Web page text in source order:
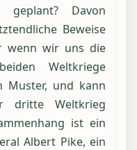
geplant? Davon
Beweise
wenn wir uns die
Weltkriege
Muster, und kann
dritte Weltkrieg
ist ein
Albert Pike, ein